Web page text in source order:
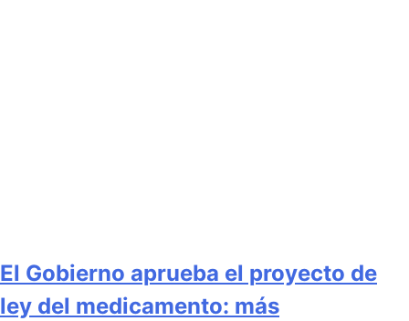
El Gobierno aprueba el proyecto de
ley del medicamento: más